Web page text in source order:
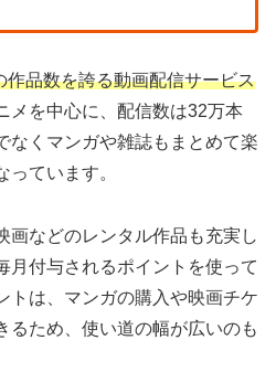
作品数を誇る動画配信サービス
メを中心に、配信数は32万本
なくマンガや雑誌もまとめて楽
っています。
画などのレンタル作品も充実し
月付与されるポイントを使って
トは、マンガの購入や映画チケ
るため、使い道の幅が広いのも